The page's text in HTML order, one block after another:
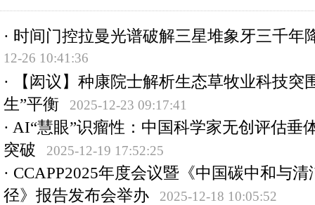
· 时间门控拉曼光谱破解三星堆象牙三千年
12-26 10:41:36
·
【闳议】种康院士解析生态草牧业科技突
生”平衡
2025-12-23 09:17:41
· AI“慧眼”识瘤性：中国科学家无创评估垂
突破
2025-12-19 17:52:25
· CCAPP2025年度会议暨《中国碳中和与
径》报告发布会举办
2025-12-18 10:05:52